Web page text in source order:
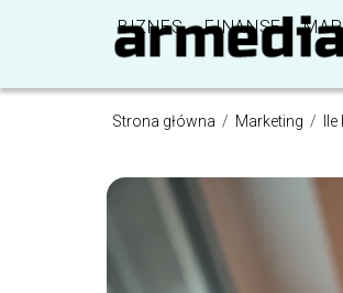
BIZNES FINANSE
Strona główna / Marketing /